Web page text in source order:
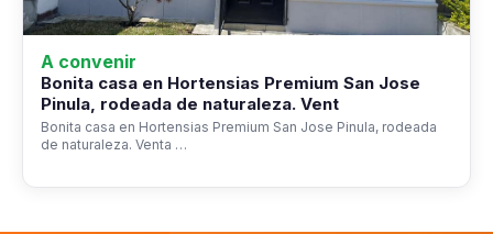
A convenir
Bonita casa en Hortensias Premium San Jose
Pinula, rodeada de naturaleza. Vent
Bonita casa en Hortensias Premium San Jose Pinula, rodeada
de naturaleza. Venta …